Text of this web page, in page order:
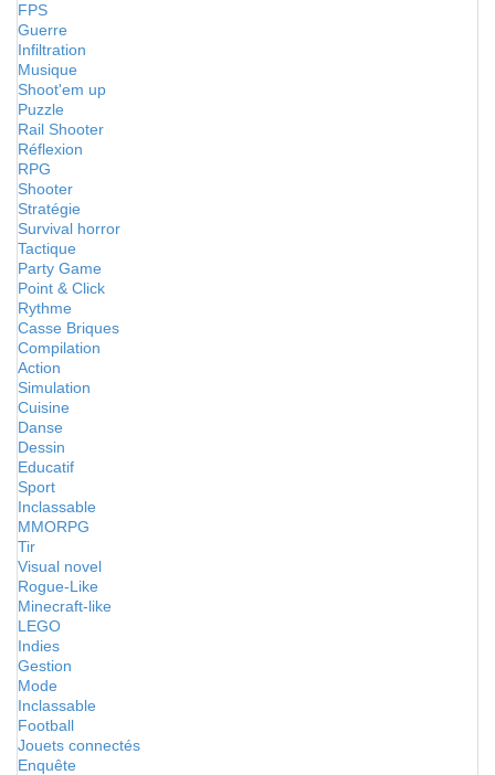
FPS
Guerre
Infiltration
Musique
Shoot'em up
Puzzle
Rail Shooter
Réflexion
RPG
Shooter
Stratégie
Survival horror
Tactique
Party Game
Point & Click
Rythme
Casse Briques
Compilation
Action
Simulation
Cuisine
Danse
Dessin
Educatif
Sport
Inclassable
MMORPG
Tir
Visual novel
Rogue-Like
Minecraft-like
LEGO
Indies
Gestion
Mode
Inclassable
Football
Jouets connectés
Enquête